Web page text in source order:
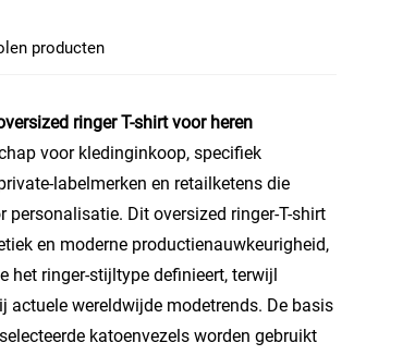
producten
ringer T-shirt voor heren
voor kledinginkoop, specifiek
labelmerken en retailketens die
Dit oversized ringer-T-shirt
en moderne productienauwkeurigheid,
het ringer-stijltype definieert, terwijl
actuele wereldwijde modetrends. De basis
katoenvezels worden gebruikt